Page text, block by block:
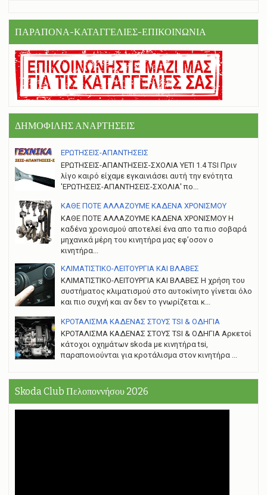
ΠΑΡΑΠΟΝΑ-ΚΑΤΑΓΓΕΛΙΕΣ-ΕΠΙΚΟΙΝΩΝΙΑ
ΔΗΜΟΦΙΛΗΣ ΑΝΑΡΤΗΣΕΙΣ
ΕΡΩΤΗΣΕΙΣ-ΑΠΑΝΤΗΣΕΙΣ
ΕΡΩΤΗΣΕΙΣ-ΑΠΑΝΤΗΣΕΙΣ-ΣΧΟΛΙΑ YETI 1.4 TSI Πριν
λίγο καιρό είχαμε εγκαινιάσει αυτή την ενότητα
'ΕΡΩΤΗΣΕΙΣ-ΑΠΑΝΤΗΣΕΙΣ-ΣΧΟΛΙΑ' πο...
ΚΑΘΕ ΠΟΤΕ ΑΛΛΑΖΟΥΜΕ ΚΑΔΕΝΑ ΧΡΟΝΙΣΜΟΥ
ΚΑΘΕ ΠΟΤΕ ΑΛΛΑΖΟΥΜΕ ΚΑΔΕΝΑ ΧΡΟΝΙΣΜΟΥ Η
καδένα χρονισμού αποτελεί ένα απο τα πιο σοβαρά
μηχανικά μέρη του κινητήρα μας εφ’οσον ο
κινητήρα...
ΚΛΙΜΑΤΙΣΤΙΚΟ-ΛΕΙΤΟΥΡΓΙΑ ΚΑΙ ΒΛΑΒΕΣ
ΚΛΙΜΑΤΙΣΤΙΚΟ-ΛΕΙΤΟΥΡΓΙΑ ΚΑΙ ΒΛΑΒΕΣ H χρήση του
συστήματος κλιματισμού στο αυτοκίνητο γίνεται όλο
και πιο συχνή και αν δεν το γνωρίζεται κ...
ΚΡΟΤΑΛΙΣΜΑ ΚΑΔΕΝΑΣ ΣΤΟΥΣ TSI & ΟΔΗΓΙΑ
ΚΡΟΤΑΛΙΣΜΑ ΚΑΔΕΝΑΣ ΣΤΟΥΣ TSI & ΟΔΗΓΙΑ Αρκετοί
κάτοχοι οχημάτων skoda με κινητήρα tsi,
παραπονιούνται για κροτάλισμα στον κινητήρα ...
Skoda Club Πελοποννήσου 2026